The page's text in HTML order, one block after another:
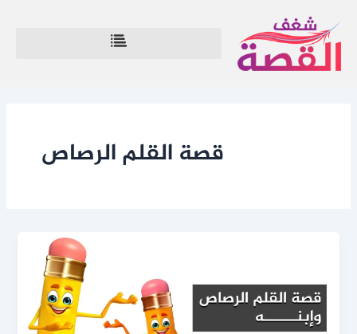
إلى
المحتوى
قصة القلم الرصاص